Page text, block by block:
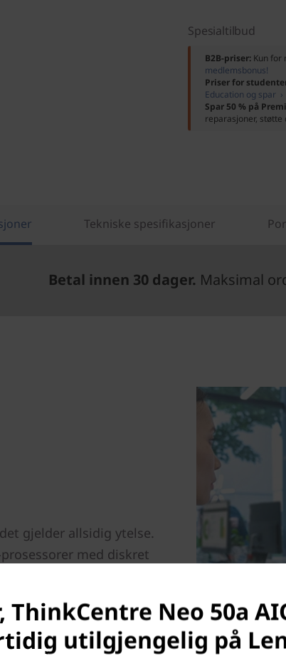
Spesialtilbud
B2B-priser: Kun for
medlemsbonus!
Priser for
Education og spar ›
Spar 50 % på
reparasjoner, støtte
Tekniske spesifikasjoner
Betal innen 30 dager. Maksimal
gjelder allsidig ytelse.
med diskret
eller SSD-lagring og
med letthet.
ThinkCentre Neo 50a
utilgjengelig på